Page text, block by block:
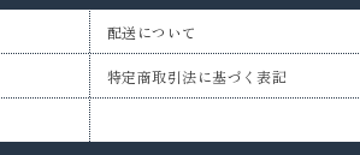
配送について
特定商取引法に基づく表記